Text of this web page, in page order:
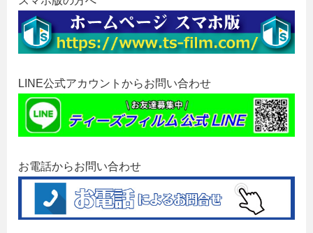
LINE公式アカウントからお問い合わせ
お電話からお問い合わせ